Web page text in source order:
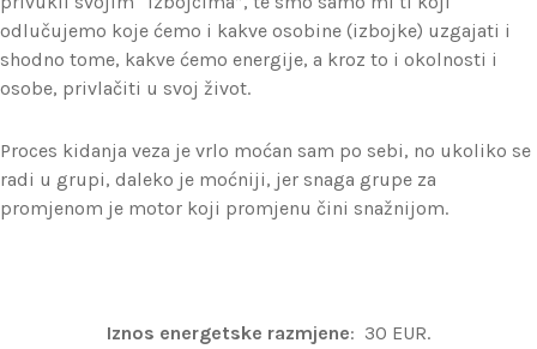
odlučujemo koje ćemo i kakve osobine (izbojke) uzgajati i
shodno tome, kakve ćemo energije, a kroz to i okolnosti i
osobe, privlačiti u svoj život.
Proces kidanja veza je vrlo moćan sam po sebi, no ukoliko se
radi u grupi, daleko je moćniji, jer snaga grupe za
promjenom je motor koji promjenu čini snažnijom.
Iznos energetske razmjene: 30 EUR.